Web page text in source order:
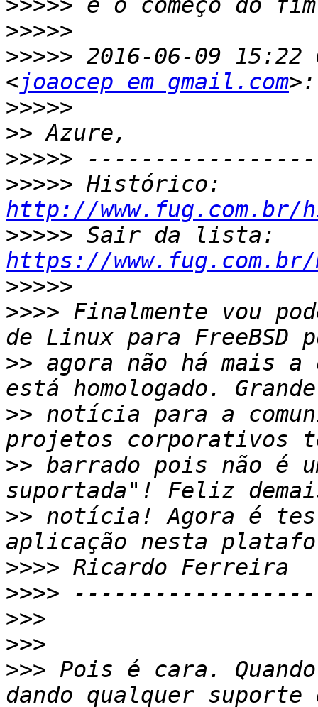
>>>>>
>>>>>
>>>>> 2016-06-09 15:22
<joaocep em gmail.com
>>>>>
>>
>>>>>
>>>>>
http://
>>>>>
https://
>>>>>
>>>> Finalmente vou
>> agora não há mais a
>> notícia para a
>> barrado pois não é
>> notícia! Agora é
>>>>
>>>>
>>>
>>>
>>> Pois é cara.